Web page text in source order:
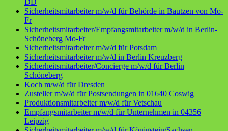
DD
Sicherheitsmitarbeiter m/w/d für Behörde in Bautzen von Mo-
Fr
Sicherheitsmitarbeiter/Empfangsmitarbeiter m/w/d in Berlin-
Schöneberg Mo-Fr
Sicherheitsmitarbeiter m/w/d für Potsdam
Sicherheitsmitarbeiter m/w/d in Berlin Kreuzberg
Sicherheitsmitarbeiter/Concierge m/w/d für Berlin
Schöneberg
Koch m/w/d für Dresden
Zusteller m/w/d für Postsendungen in 01640 Coswig
Produktionsmitarbeiter m/w/d für Vetschau
Empfangsmitarbeiter m/w/d für Unternehmen in 04356
Leipzig